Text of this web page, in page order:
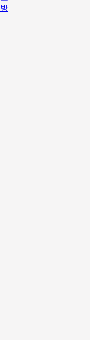
방